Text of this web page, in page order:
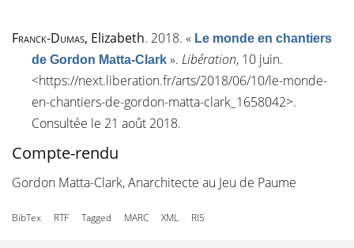
Franck-Dumas, Elizabeth. 2018. « Le monde en chantiers
de Gordon Matta-Clark ». Libération, 10 juin.
<https://next.liberation.fr/arts/2018/06/10/le-monde-
en-chantiers-de-gordon-matta-clark_1658042>.
Consultée le 21 août 2018.
Compte-rendu
Gordon Matta-Clark, Anarchitecte au Jeu de Paume
BibTex RTF Tagged MARC XML RIS